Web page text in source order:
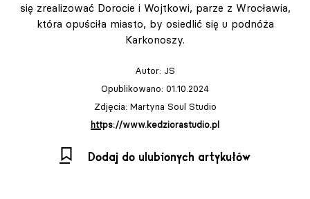
się zrealizować Dorocie i Wojtkowi, parze z Wrocławia,
która opuściła miasto, by osiedlić się u podnóża
Karkonoszy.
Autor: JS
Opublikowano: 01.10.2024
Zdjęcia: Martyna Soul Studio
https://www.kedziorastudio.pl
Dodaj do ulubionych artykułów